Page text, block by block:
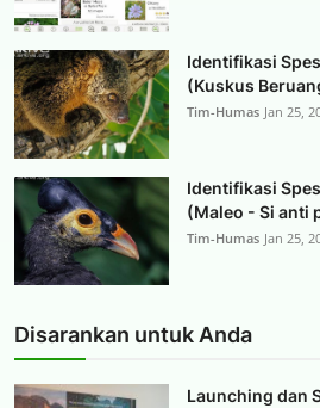
Identifikasi
(Kuskus
Tim-Humas Jan 25,
Identifikasi
(Maleo - Si anti
Tim-Humas Jan 25,
Disarankan untuk Anda
Launching dan